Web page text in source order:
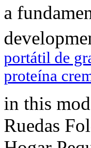
a
portátil de
proteína
in this
Ruedas